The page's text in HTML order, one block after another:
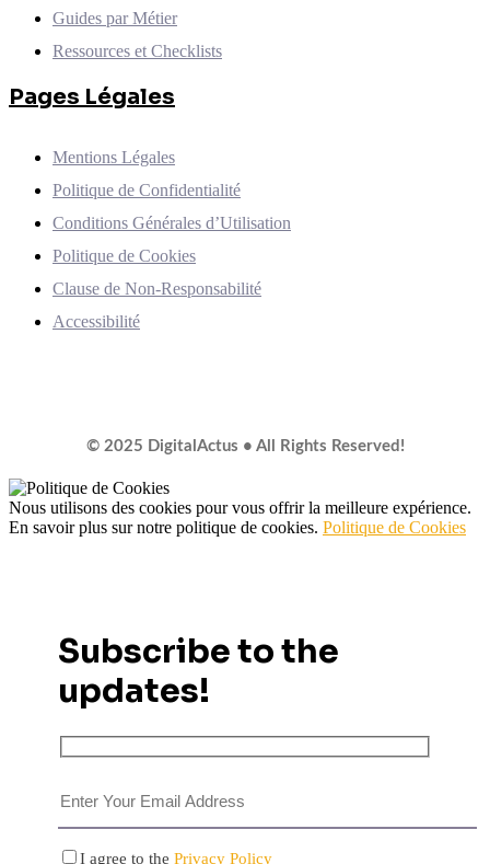
Guides par Métier
Ressources et Checklists
Pages Légales
Mentions Légales
Politique de Confidentialité
Conditions Générales d’Utilisation
Politique de Cookies
Clause de Non-Responsabilité
Accessibilité
© 2025 DigitalActus • All Rights Reserved!
Nous utilisons des cookies pour vous offrir la meilleure expérience.
En savoir plus sur notre politique de cookies. Politique de Cookies
Subscribe to the
updates!
I agree to the Privacy Policy